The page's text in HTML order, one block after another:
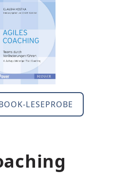
LESEPROBE